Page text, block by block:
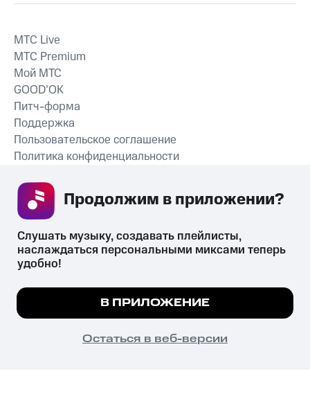
СКАЧАТЬ ПРИЛОЖЕНИЕ
MTС Live
MTС Premium
Мой МТС
GOOD’OK
Питч-форма
Поддержка
Пользовательское соглашение
Политика конфиденциальности
психотропных веществ, их аналогов причиняет вред здоровью,
их незаконный оборот запрещён и влечёт установленную
законодательством ответственность.
© 2026 ООО «КИОН».
Все права защищены
Мы используем куки, чтобы на сайте все
Подробнее
ПОНЯТНО
Слушать музыку, создавать плейлисты,
наслаждаться персональными миксами теперь
удобно!
В ПРИЛОЖЕНИЕ
Остаться в веб-версии